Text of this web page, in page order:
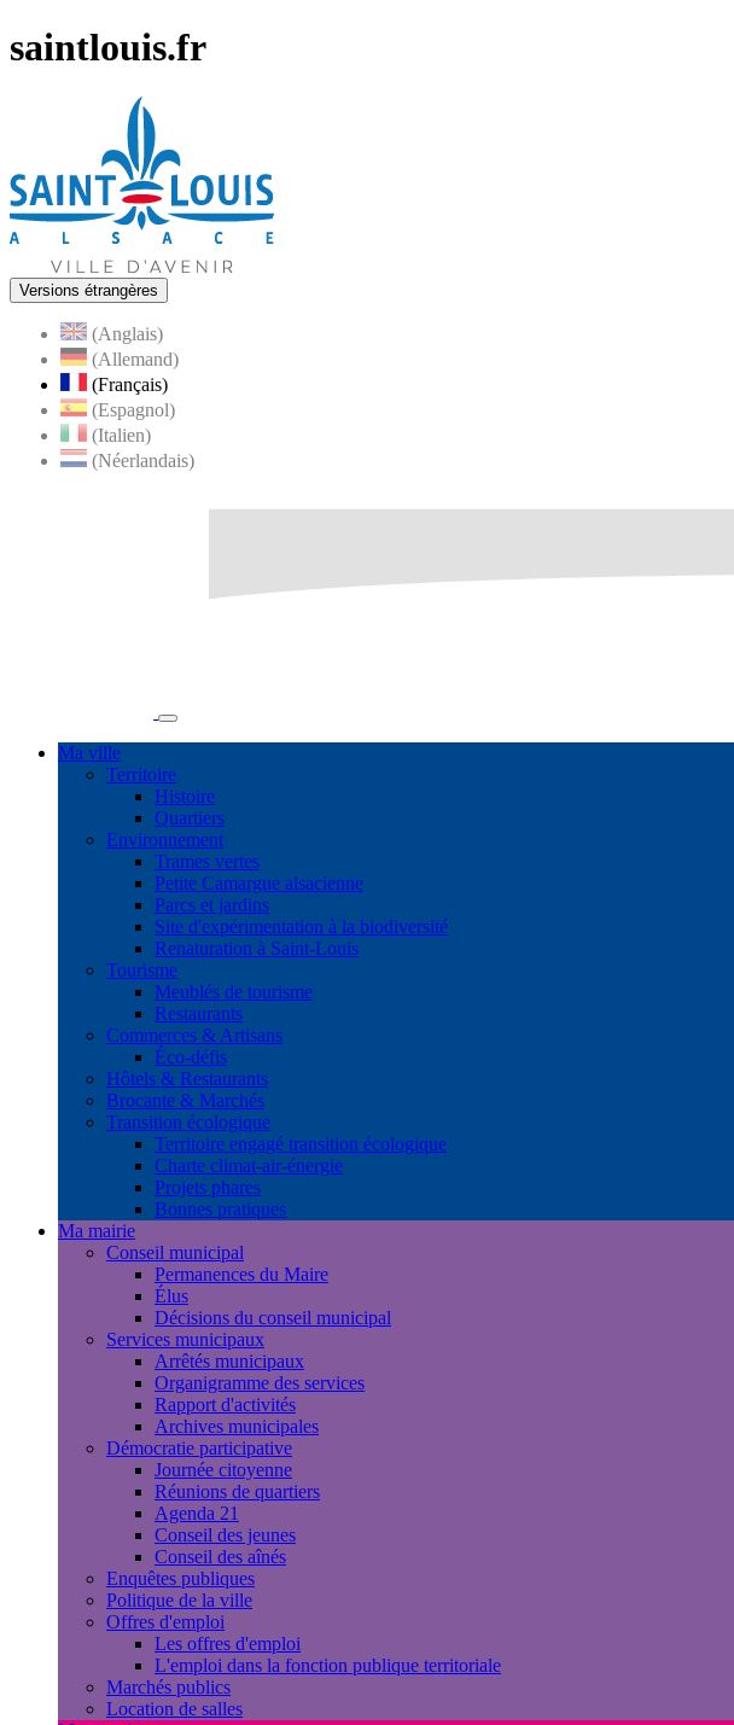
saintlouis.fr
Versions étrangères
(Anglais)
(Allemand)
(Français)
(Espagnol)
(Italien)
(Néerlandais)
Ma ville
Territoire
Histoire
Quartiers
Environnement
Trames vertes
Petite Camargue alsacienne
Parcs et jardins
Site d'expérimentation à la biodiversité
Renaturation à Saint-Louis
Tourisme
Meublés de tourisme
Restaurants
Commerces & Artisans
Éco-défis
Hôtels & Restaurants
Brocante & Marchés
Transition écologique
Territoire engagé transition écologique
Charte climat-air-énergie
Projets phares
Bonnes pratiques
Ma mairie
Conseil municipal
Permanences du Maire
Élus
Décisions du conseil municipal
Services municipaux
Arrêtés municipaux
Organigramme des services
Rapport d'activités
Archives municipales
Démocratie participative
Journée citoyenne
Réunions de quartiers
Agenda 21
Conseil des jeunes
Conseil des aînés
Enquêtes publiques
Politique de la ville
Offres d'emploi
Les offres d'emploi
L'emploi dans la fonction publique territoriale
Marchés publics
Location de salles